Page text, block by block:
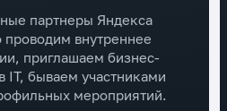
партнеры Яндекса
внутреннее
приглашаем бизнес-
IT, бываем участниками
мероприятий.